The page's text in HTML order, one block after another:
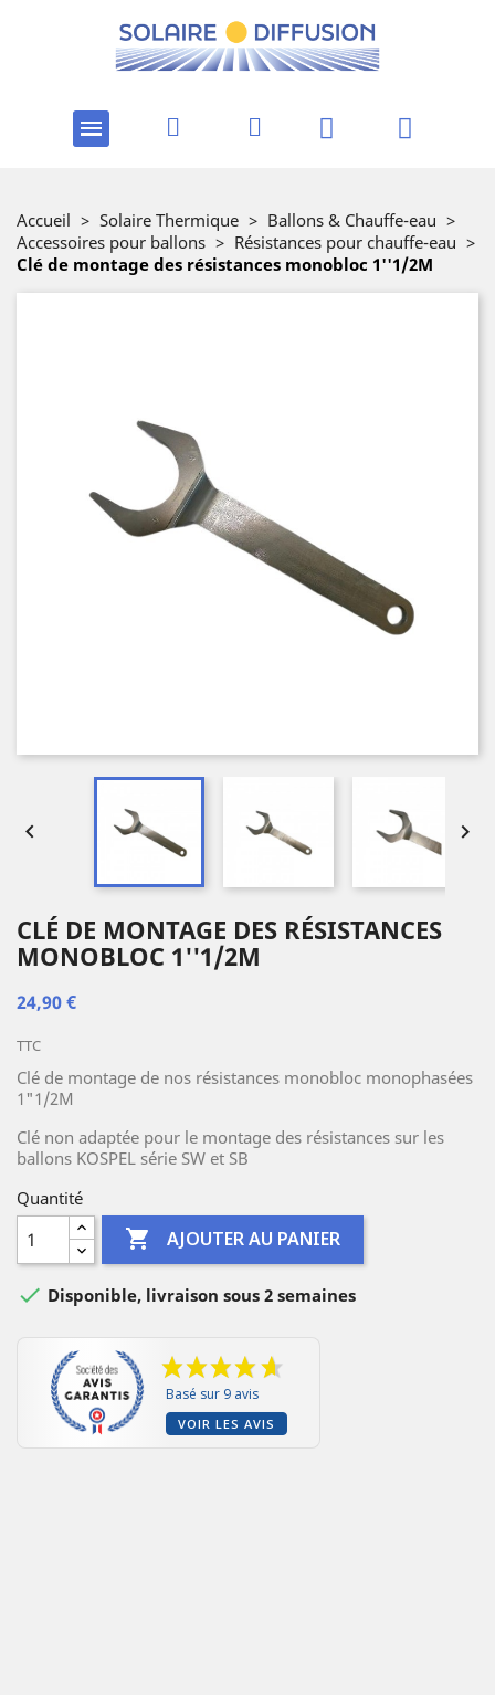
Accueil > Solaire Thermique > Ballons & Chauffe-eau >
Accessoires pour ballons > Résistances pour chauffe-eau >
Clé de montage des résistances monobloc 1''1/2M
 
CLÉ DE MONTAGE DES RÉSISTANCES
MONOBLOC 1''1/2M
24,90 €
TTC
Clé de montage de nos résistances monobloc monophasées
1"1/2M
Clé non adaptée pour le montage des résistances sur les
ballons KOSPEL série SW et SB
Quantité
 AJOUTER AU PANIER
 Disponible, livraison sous 2 semaines
Basé sur 9 avis
VOIR LES AVIS